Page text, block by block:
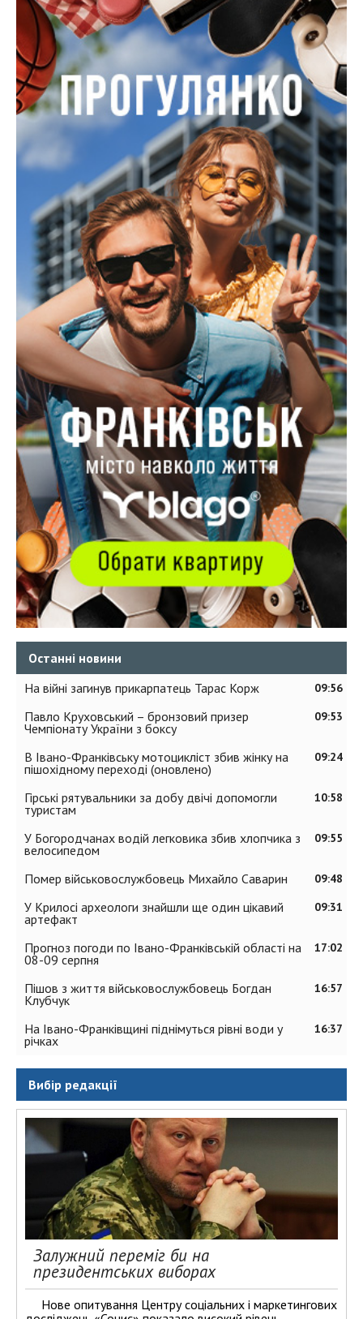
Останні новини
09:56
На війні загинув прикарпатець Тарас Корж
09:53
Павло Круховський – бронзовий призер
Чемпіонату України з боксу
09:24
В Івано-Франківську мотоцикліст збив жінку на
пішохідному переході (оновлено)
10:58
Гірські рятувальники за добу двічі допомогли
туристам
09:55
У Богородчанах водій легковика збив хлопчика з
велосипедом
09:48
Помер військовослужбовець Михайло Саварин
09:31
У Крилосі археологи знайшли ще один цікавий
артефакт
17:02
Прогноз погоди по Івано-Франківській області на
08-09 серпня
16:57
Пішов з життя військовослужбовець Богдан
Клубчук
16:37
На Івано-Франківщині піднімуться рівні води у
річках
Вибір редакції
Залужний переміг би на
президентських виборах
Нове опитування Центру соціальних і маркетингових